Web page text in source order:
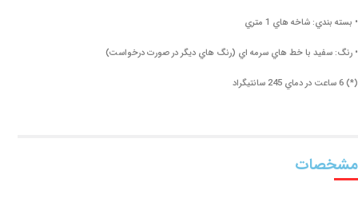
• بسته بندي: شاخه هاي 1 متري
• رنگ: سفيد با خط هاي سرمه اي (رنگ هاي ديگر در صورت درخواست)
(*) 6 ساعت در دماي 245 سانتيگراد
مشخصات